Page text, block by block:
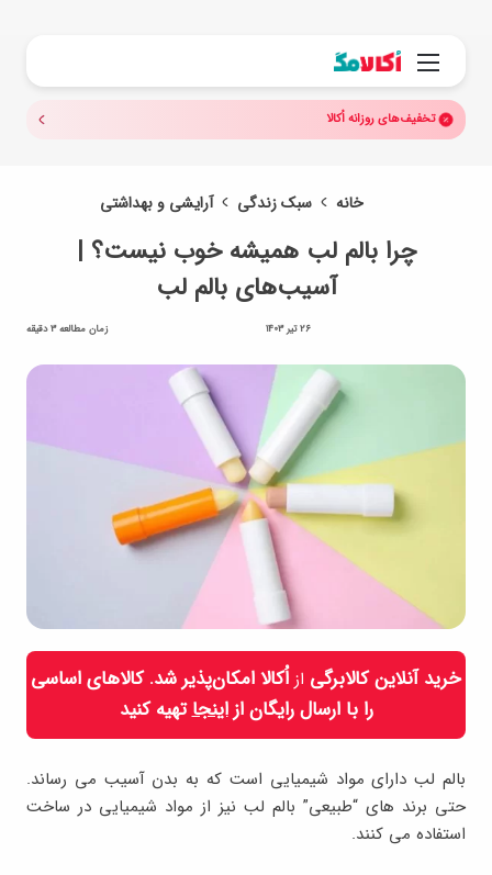
منو
تخفیف‌های روزانه اُکالا
خانه سبک زندگی آرایشی و بهداشتی
چرا بالم لب همیشه خوب نیست؟ |
آسیب‌های بالم لب
26 تیر 1403 زمان مطالعه 3 دقیقه
خرید آنلاین کالابرگی از اُکالا امکان‌پذیر شد. کالاهای اساسی
را با ارسال رایگان ازاینجاتهیه کنید
بالم لب دارای مواد شیمیایی است که به بدن آسیب می رساند.
حتی برند های “طبیعی” بالم لب نیز از مواد شیمیایی در ساخت
استفاده می کنند.